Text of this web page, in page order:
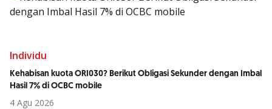
Individu
Kehabisan kuota ORI030? Berikut Obligasi Sekunder dengan Imbal
Hasil 7% di OCBC mobile
4 Agu 2026